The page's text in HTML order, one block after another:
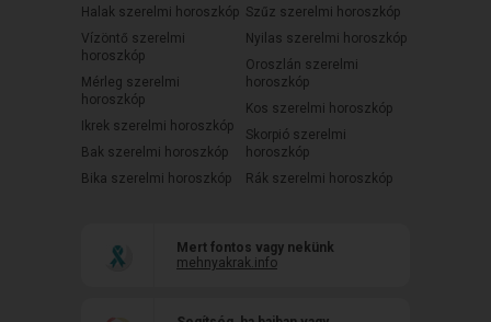
Halak szerelmi horoszkóp
Vízöntő szerelmi
horoszkóp
Mérleg szerelmi
horoszkóp
Ikrek szerelmi horoszkóp
Bak szerelmi horoszkóp
Bika szerelmi horoszkóp
Szűz szerelmi horoszkóp
Nyilas szerelmi horoszkóp
Oroszlán szerelmi
horoszkóp
Kos szerelmi horoszkóp
Skorpió szerelmi
horoszkóp
Rák szerelmi horoszkóp
Mert fontos vagy nekünk
mehnyakrak.info